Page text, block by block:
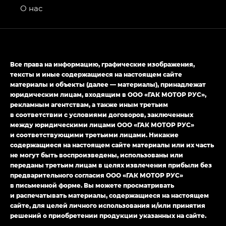
привод — GB AWD, Джи Эль Полный привод —
LOUNGE
Empow — Эмпау (Empow) в комплектации
Джи Эс — GS, Джи Эль с элементы экстерьера
в спортивном стиле — GL(S-Style)
О нас
Все права на информацию, графические изображения,
тексты и иные содержащиеся на настоящем сайте
материалы и объекты (далее — материалы), принадлежат
юридическим лицам, входящим в ООО «ГАК МОТОР РУС»,
рекламным агентствам, а также иным третьим
в соответствии с условиями договоров, заключенных
между юридическими лицами ООО «ГАК МОТОР РУС»
и соответствующими третьими лицами. Никакие
содержащиеся на настоящем сайте материалы или их часть
не могут быть воспроизведены, использованы или
переданы третьим лицам в целях извлечения прибыли без
предварительного согласия ООО «ГАК МОТОР РУС»
в письменной форме. Вы можете просматривать
и распечатывать материалы, содержащиеся на настоящем
сайте, для целей личного использования и/или принятия
решений о приобретении продукции указанных на сайте.